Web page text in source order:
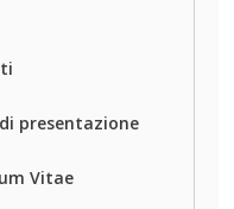
presentazione
Vitae